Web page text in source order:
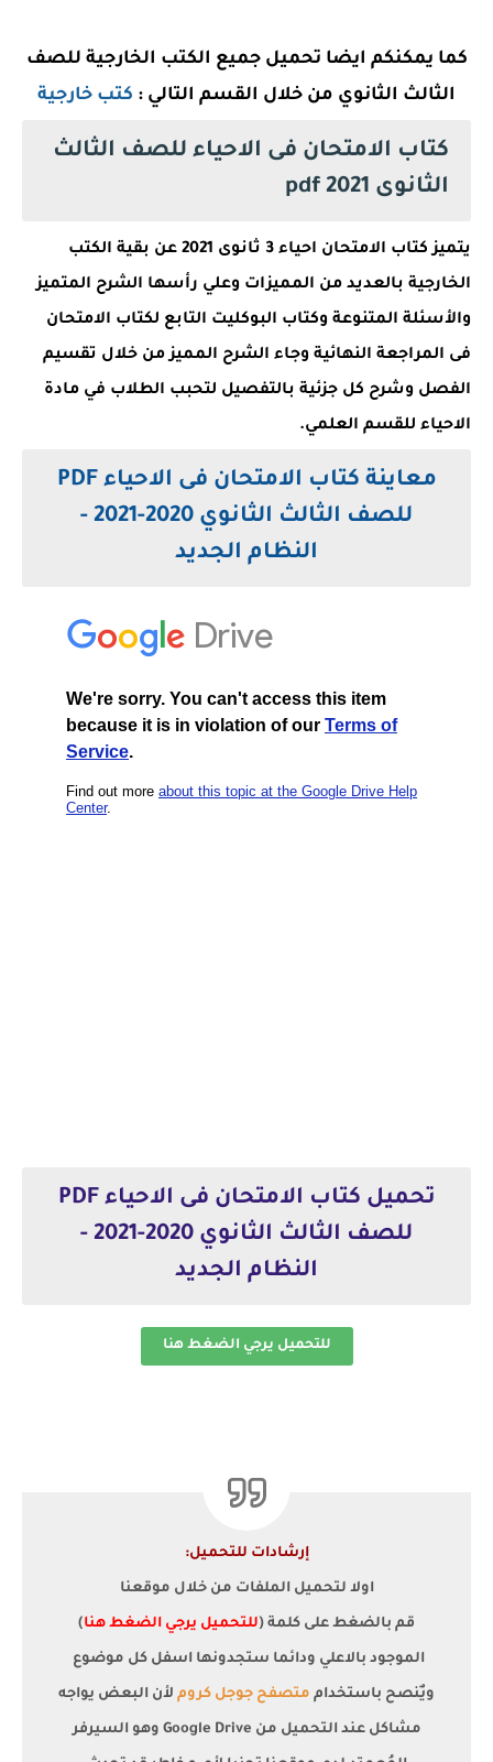
كما يمكنكم ايضا تحميل جميع الكتب الخارجية للصف
الثالث الثانوي من خلال القسم التالي : كتب خارجية
كتاب الامتحان فى الاحياء للصف الثالث
الثانوى 2021 pdf
يتميز كتاب الامتحان احياء 3 ثانوى 2021 عن بقية الكتب
الخارجية بالعديد من المميزات وعلي رأسها الشرح المتميز
والأسئلة المتنوعة وكتاب البوكليت التابع لكتاب الامتحان
فى المراجعة النهائية وجاء الشرح المميز من خلال تقسيم
الفصل وشرح كل جزئية بالتفصيل لتحبب الطلاب في مادة
الاحياء للقسم العلمي.
معاينة
كتاب الامتحان فى الاحياء PDF
للصف الثالث الثانوي 2020-2021 -
النظام الجديد
تحميل
كتاب الامتحان فى الاحياء PDF
للصف الثالث الثانوي 2020-2021 -
النظام الجديد
للتحميل يرجي الضغط هنا
إرشادات للتحميل:
اولا لتحميل الملفات من خلال موقعنا
قم بالضغط على كلمة (للتحميل يرجي الضغط هنا)
الموجود بالاعلي ودائما ستجدونها اسفل كل موضوع
ويٌنصح باستخدام متصفح جوجل كروم لأن البعض يواجه
مشاكل عند التحميل من Google Drive وهو السيرفر